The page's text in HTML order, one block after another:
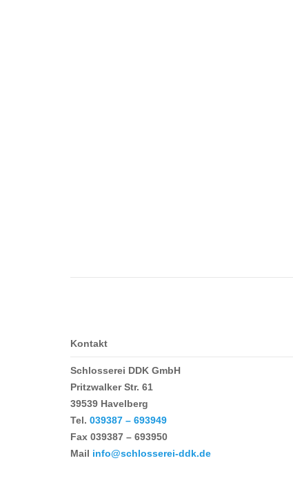
Kontakt
Schlosserei DDK GmbH
Pritzwalker Str. 61
39539 Havelberg
Tel. 039387 – 693949
Fax 039387 – 693950
Mail info@schlosserei-ddk.de